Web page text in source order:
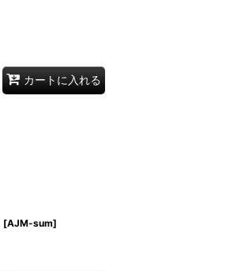
カートに入れる
[AJM-sum]